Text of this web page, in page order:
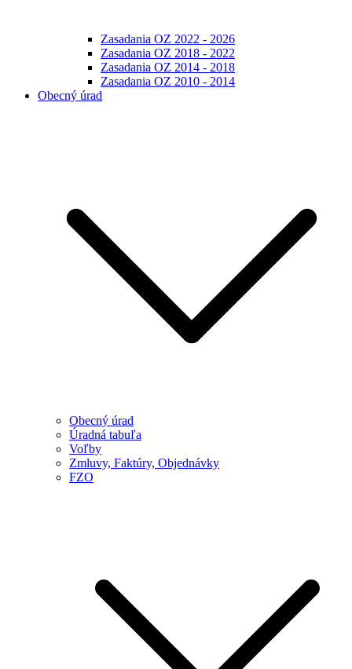
Zasadania OZ 2022 - 2026
Zasadania OZ 2018 - 2022
Zasadania OZ 2014 - 2018
Zasadania OZ 2010 - 2014
Obecný úrad
Obecný úrad
Úradná tabuľa
Voľby
Zmluvy, Faktúry, Objednávky
FZO